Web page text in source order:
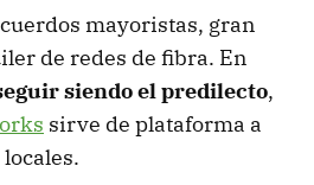
mayoristas, gran
de redes de fibra. En
siendo el predilecto,
sirve de plataforma a